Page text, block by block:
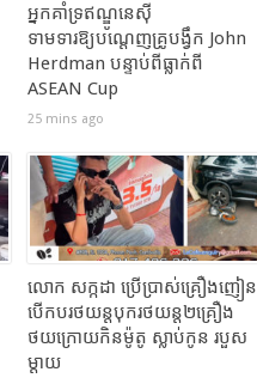
អ្នកគាំទ្រឥណ្ឌូនេស៊ី
ទាមទារឱ្យបណ្តេញគ្រូបង្វឹក John
Herdman បន្ទាប់ពីធ្លាក់ពី
ASEAN Cup
25 mins ago
លោក សក្កដា ប្រើប្រាស់គ្រឿងញៀន
បើកបរថយន្តបុករថយន្ត២គ្រឿង
ថយក្រោយកិនម៉ូតូ ស្លាប់កូន របួស
ម្ដាយ